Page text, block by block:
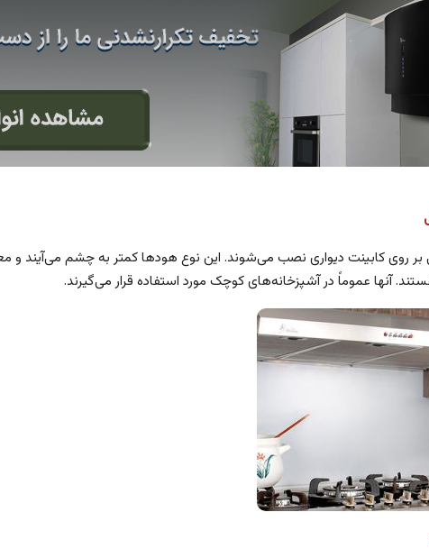
بر روی کابینت دیواری نصب می‌شوند. این نوع هودها کمتر به چشم می‌آیند و
آنها عموماً در آشپزخانه‌های کوچک مورد استفاده قرار می‌گیرند.